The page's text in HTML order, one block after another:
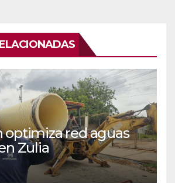
optimiza red aguas
Zulia